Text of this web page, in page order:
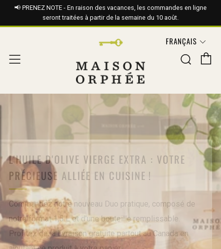
📢 PRENEZ NOTE - En raison des vacances, les commandes en ligne
seront traitées à partir de la semaine du 10 août.
Menu
LANGUE
FRANÇAIS
NOUS SOMMES OFFICIELLEMENT
RECERTIFIÉS B CORP AVEC UN SCORE DE
90.7 !
Cette recertification, qui a lieu tous les 3 ans, n'est pas
une formalité : c’est la preuve que nous continuons à